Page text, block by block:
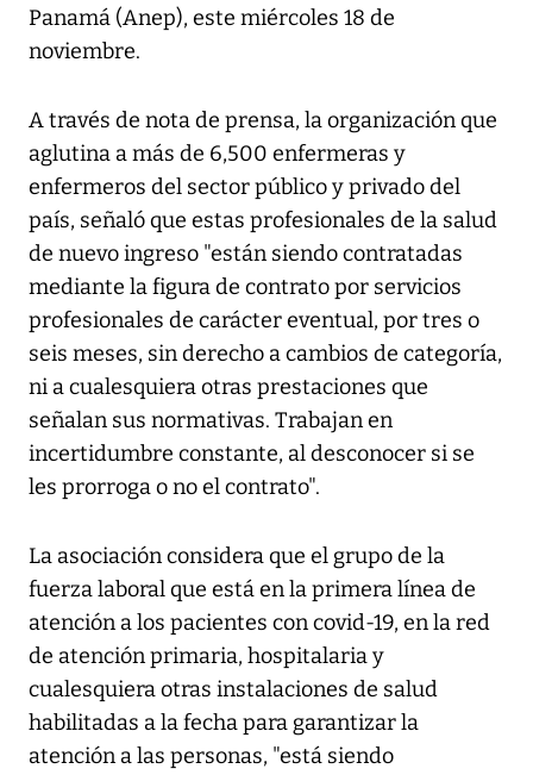
Panamá (Anep), este miércoles 18 de
noviembre.
A través de nota de prensa, la organización que
aglutina a más de 6,500 enfermeras y
enfermeros del sector público y privado del
país, señaló que estas profesionales de la salud
de nuevo ingreso "están siendo contratadas
mediante la figura de contrato por servicios
profesionales de carácter eventual, por tres o
seis meses, sin derecho a cambios de categoría,
ni a cualesquiera otras prestaciones que
señalan sus normativas. Trabajan en
incertidumbre constante, al desconocer si se
les prorroga o no el contrato".
La asociación considera que el grupo de la
fuerza laboral que está en la primera línea de
atención a los pacientes con covid-19, en la red
de atención primaria, hospitalaria y
cualesquiera otras instalaciones de salud
habilitadas a la fecha para garantizar la
atención a las personas, "está siendo